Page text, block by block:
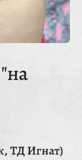
ТД Игнат)